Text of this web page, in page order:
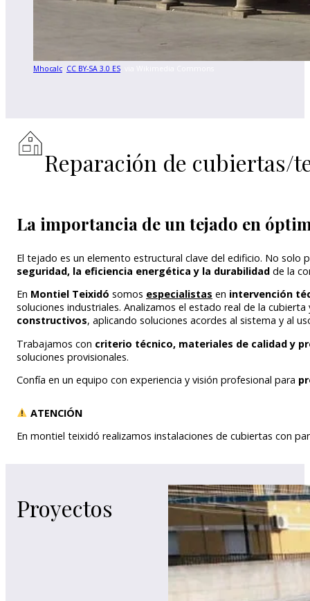
Mhocalc CC BY-SA 3.0 ES
Reparación de cubiertas/
La importancia de un tejado en
El tejado es un elemento estructural clave del edificio. No
seguridad, la eficiencia energética y la durabilidad de la
En Montiel Teixidó somos especialistas en intervención
soluciones industriales. Analizamos el estado real de la
constructivos, aplicando soluciones acordes al sistema y al
Trabajamos con criterio técnico, materiales de calidad y
soluciones provisionales.
Confía en un equipo con experiencia y visión profesional para
ATENCIÓN
En montiel teixidó realizamos instalaciones de cubiertas con
Proyectos